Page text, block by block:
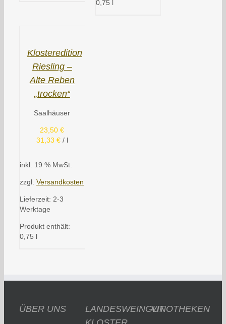
0,75 l
Klosteredition
Riesling –
Alte Reben
„trocken“
Saalhäuser
23,50€
31,33 €/ l
inkl. 19 % MwSt.
zzgl. Versandkosten
Lieferzeit: 2-3
Werktage
Produkt enthält:
0,75 l
ÜBER UNS
LANDESWEINGUTVINOTHEKEN